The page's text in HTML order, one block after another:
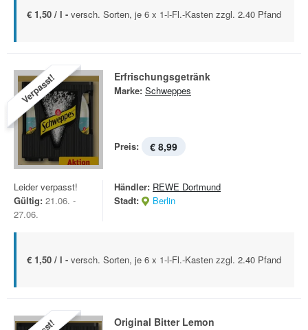
€ 1,50 / l - versch. Sorten, je 6 x 1-l-Fl.-Kasten zzgl. 2.40 Pfand
Verpasst! Erfrischungsgetränk
Marke: Schweppes
Preis: € 8,99
Leider verpasst!
Gültig: 21.06. -
27.06.
Händler: REWE Dortmund
Stadt:
Berlin
€ 1,50 / l - versch. Sorten, je 6 x 1-l-Fl.-Kasten zzgl. 2.40 Pfand
Original Bitter Lemon